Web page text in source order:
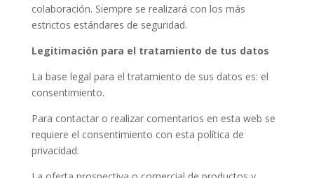
colaboración. Siempre se realizará con los más
estrictos estándares de seguridad.
Legitimación para el tratamiento de tus datos
La base legal para el tratamiento de sus datos es: el
consentimiento.
Para contactar o realizar comentarios en esta web se
requiere el consentimiento con esta política de
privacidad.